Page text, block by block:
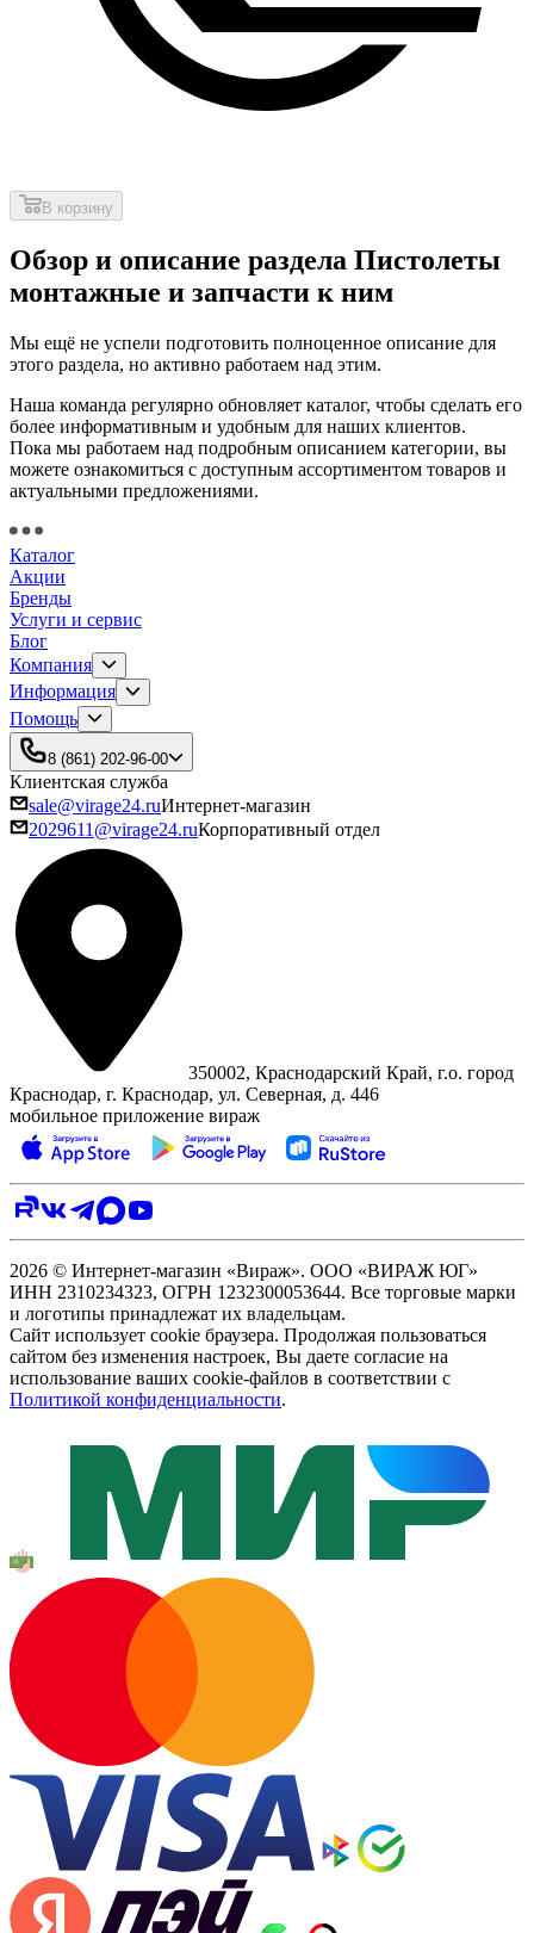
В корзину
Обзор и описание раздела Пистолеты
монтажные и запчасти к ним
Мы ещё не успели подготовить полноценное описание для
этого раздела, но активно работаем над этим.
Наша команда регулярно обновляет каталог, чтобы сделать его
более информативным и удобным для наших клиентов.
Пока мы работаем над подробным описанием категории, вы
можете ознакомиться с доступным ассортиментом товаров и
актуальными предложениями.
Каталог
Акции
Бренды
Услуги и сервис
Блог
Компания
Информация
Помощь
8 (861) 202-96-00
Клиентская служба
sale@virage24.ruИнтернет-магазин
2029611@virage24.ruКорпоративный отдел
350002, Краснодарский Край, г.о. город
Краснодар, г. Краснодар, ул. Северная, д. 446
мобильное приложение вираж
2026 © Интернет-магазин «Вираж». ООО «ВИРАЖ ЮГ»
ИНН 2310234323, ОГРН 1232300053644. Все торговые марки
и логотипы принадлежат их владельцам.
Сайт использует cookie браузера. Продолжая пользоваться
сайтом без изменения настроек, Вы даете согласие на
использование ваших cookie-файлов в соответствии с
Политикой конфиденциальности.